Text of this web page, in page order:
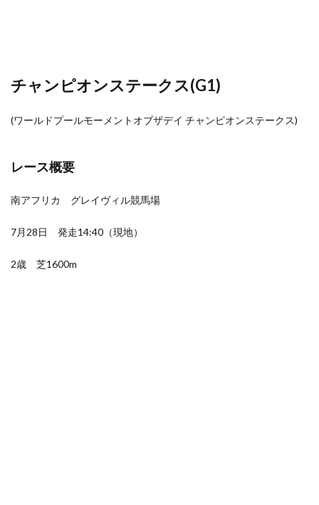
チャンピオンステークス(G1)
(ワールドプールモーメントオブザデイ チャンピオンステークス)
レース概要
南アフリカ グレイヴィル競馬場
7月28日 発走14:40（現地）
2歳 芝1600m